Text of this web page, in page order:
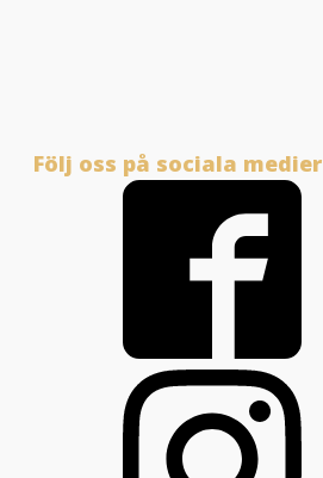
Följ oss på sociala medier